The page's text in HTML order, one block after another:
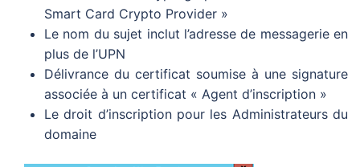
Smart Card Crypto Provider »
Le nom du sujet inclut l’adresse de messagerie en
plus de l’UPN
Délivrance du certificat soumise à une signature
associée à un certificat « Agent d’inscription »
Le droit d’inscription pour les Administrateurs du
domaine